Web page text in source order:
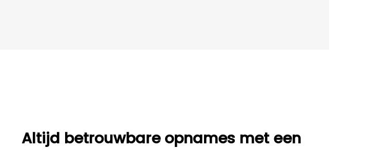
Altijd betrouwbare opnames met een